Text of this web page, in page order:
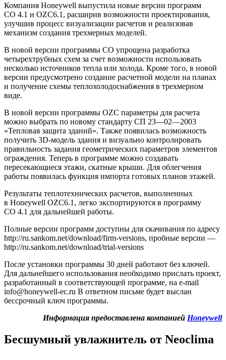
Компания Honeywell выпустила новые версии программ
CO 4.1 и OZC6.1, расширив возможности проектирования,
улучшив процесс визуализации расчетов и реализовав
механизм создания трехмерных моделей.
В новой версии программы СО упрощена разработка
четырехтрубных схем за счет возможности использовать
несколько источников тепла или холода. Кроме того, в новой
версии предусмотрено создание расчетной модели на планах
и получение схемы теплохолодоснабжения в трехмерном
виде.
В новой версии программы OZC параметры для расчета
можно выбрать по новому стандарту СП 23—02—2003
«Тепловая защита зданий». Также появилась возможность
получить 3D-модель здания и визуально контролировать
правильность задания геометрических параметров элементов
ограждения. Теперь в программе можно создавать
пересекающиеся этажи, скатные крыши. Для облегчения
работы появилась функция импорта готовых планов этажей.
Результаты теплотехнических расчетов, выполненных
в Honeywell OZC6.1, легко экспортируются в программу
CO 4.1 для дальнейшей работы.
Полные версии программ доступны для скачивания по адресу
http://ru.sankom.net/download/firm-versions, пробные версии —
http://ru.sankom.net/download/trial-versions
После установки программы 30 дней работают без ключей.
Для дальнейшего использования необходимо прислать проект,
разработанный в соответствующей программе, на e-mail
info@honeywell-ec.ru В ответном письме будет выслан
бессрочный ключ программы.
Информация предоставлена компанией Honeywell
Бесшумный увлажнитель от Neoclima